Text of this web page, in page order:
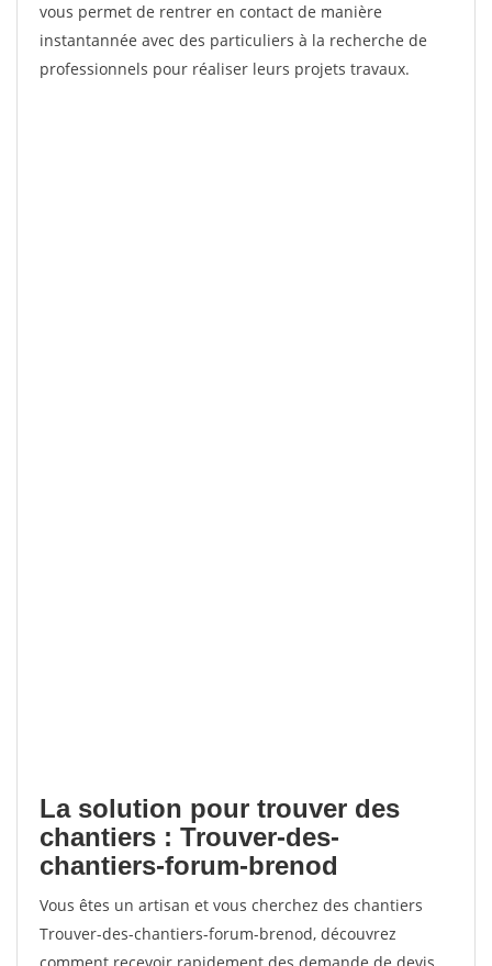
vous permet de rentrer en contact de manière
instantannée avec des particuliers à la recherche de
professionnels pour réaliser leurs projets travaux.
La solution pour trouver des
chantiers : Trouver-des-
chantiers-forum-brenod
Vous êtes un artisan et vous cherchez des chantiers
Trouver-des-chantiers-forum-brenod, découvrez